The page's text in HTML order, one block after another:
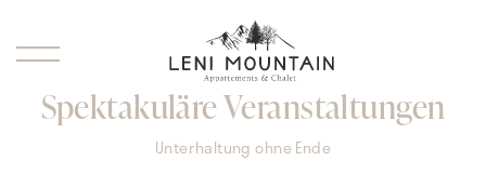
Spektakuläre Veranstaltungen
Unterhaltung ohne Ende